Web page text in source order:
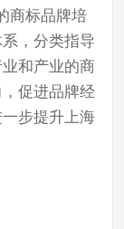
商标品牌培
，分类指导
和产业的商
促进品牌经
步提升上海